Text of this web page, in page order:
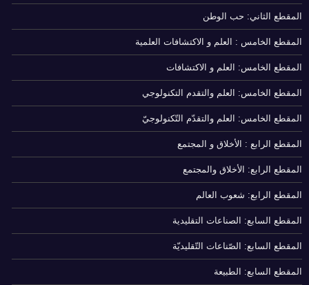
المقطع الثاني: حب الوطن
المقطع الخامس : العلم و الاكتشافات العلمية
المقطع الخامس: العلم و الاكتشافات
المقطع الخامس: العلم والتقدم التكنولوجي
المقطع الخامس: العلم والتقدّم التّكنولوجيّ
المقطع الرابع : الأخلاق و المجتمع
المقطع الرابع: الأخلاق والمجتمع
المقطع الرابع: شعوب العالم
المقطع السابع: الصناعات التقليدية
المقطع السابع: الصّناعات التّقليديّة
المقطع السابع: الطبيعة